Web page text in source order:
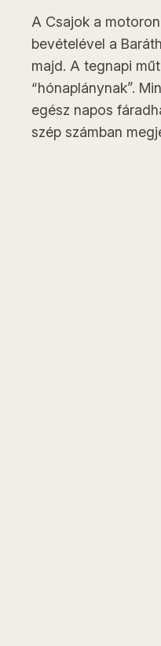
A Csajok a
bevételével a
majd. A tegnapi
“hónaplánynak”.
egész napos
szép számban